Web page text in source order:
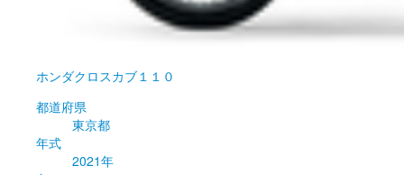
ホンダクロスカブ１１０
都道府県
東京都
年式
2021年